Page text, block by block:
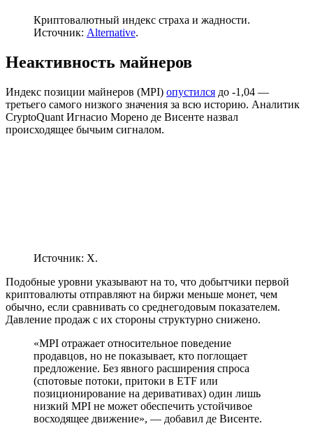
Криптовалютный индекс страха и жадности.
Источник: Alternative.
Неактивность майнеров
Индекс позиции майнеров (MPI) опустился до -1,04 —
третьего самого низкого значения за всю историю. Аналитик
CryptoQuant Игнасио Морено де Висенте назвал
происходящее бычьим сигналом.
Источник: X.
Подобные уровни указывают на то, что добытчики первой
криптовалюты отправляют на биржи меньше монет, чем
обычно, если сравнивать со среднегодовым показателем.
Давление продаж с их стороны структурно снижено.
«MPI отражает относительное поведение
продавцов, но не показывает, кто поглощает
предложение. Без явного расширения спроса
(спотовые потоки, притоки в ETF или
позиционирование на деривативах) один лишь
низкий MPI не может обеспечить устойчивое
восходящее движение», — добавил де Висенте.